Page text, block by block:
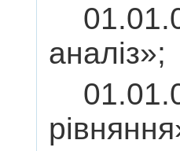
аналіз»;